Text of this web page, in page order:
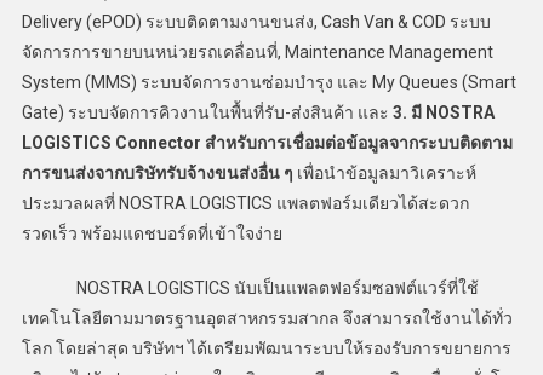
Delivery (ePOD) ระบบติดตามงานขนส่ง, Cash Van & COD ระบบ
จัดการการขายบนหน่วยรถเคลื่อนที่, Maintenance Management
System (MMS) ระบบจัดการงานซ่อมบำรุง และ My Queues (Smart
Gate) ระบบจัดการคิวงานในพื้นที่รับ-ส่งสินค้า และ 3. มี NOSTRA
LOGISTICS Connector สำหรับการเชื่อมต่อข้อมูลจากระบบติดตาม
การขนส่งจากบริษัทรับจ้างขนส่งอื่น ๆ เพื่อนำข้อมูลมาวิเคราะห์
ประมวลผลที่ NOSTRA LOGISTICS แพลตฟอร์มเดียวได้สะดวก
รวดเร็ว พร้อมแดชบอร์ดที่เข้าใจง่าย
NOSTRA LOGISTICS นับเป็นแพลตฟอร์มซอฟต์แวร์ที่ใช้
เทคโนโลยีตามมาตรฐานอุตสาหกรรมสากล จึงสามารถใช้งานได้ทั่ว
โลก โดยล่าสุด บริษัทฯ ได้เตรียมพัฒนาระบบให้รองรับการขยายการ